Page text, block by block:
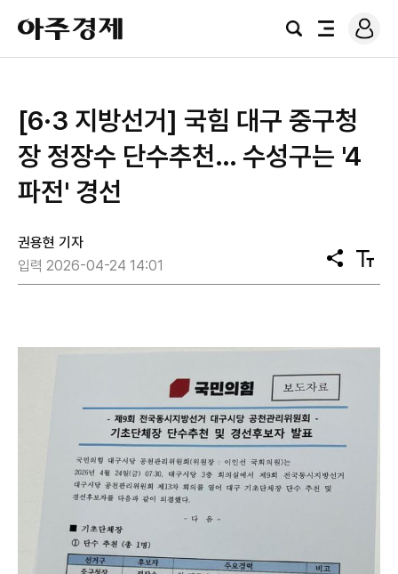
아
주
경
검
전
로
그
[6·3 지방선거] 국힘 대구 중구청
장 정장수 단수추천… 수성구는 '4
파전' 경선
권용현 기자
입력 2026-04-24 14:01
공
유
텍
스